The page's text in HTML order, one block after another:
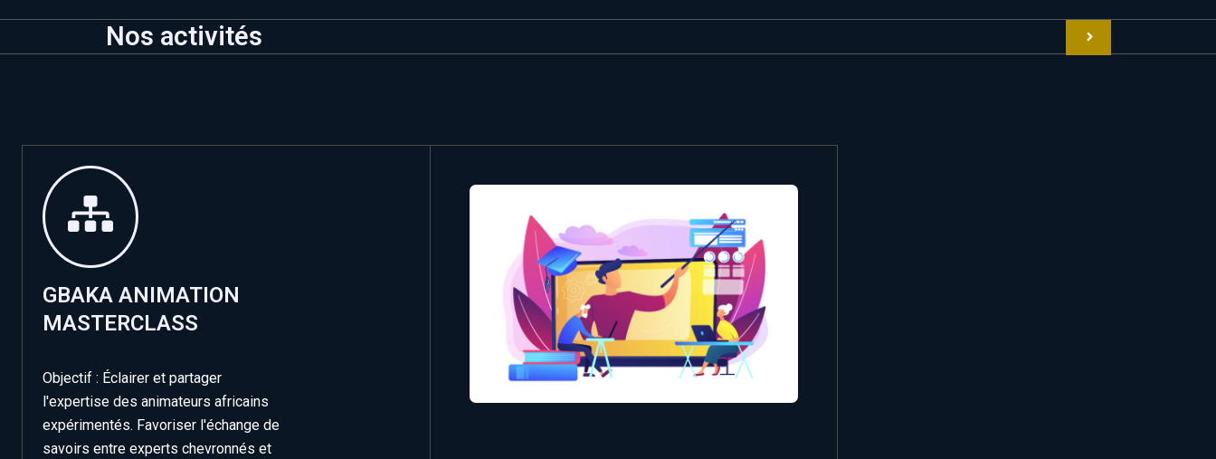
Nos activités
GBAKA ANIMATION
MASTERCLASS
Objectif : Éclairer et partager
l'expertise des animateurs africains
expérimentés. Favoriser l'échange de
savoirs entre experts chevronnés et